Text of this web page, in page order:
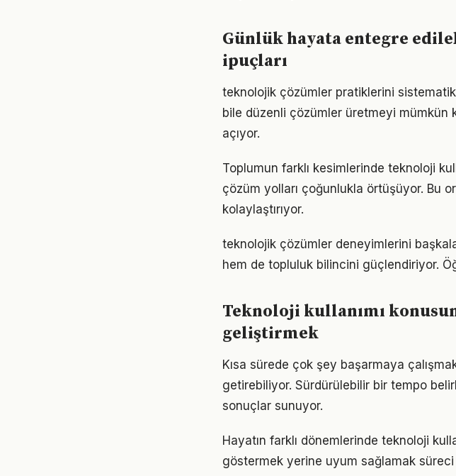
Günlük hayata entegre
ipuçları
teknolojik çözümler pratiklerini
bile düzenli çözümler üretmeyi mümkün
açıyor.
Toplumun farklı kesimlerinde teknoloji
çözüm yolları çoğunlukla örtüşüyor. Bu
kolaylaştırıyor.
teknolojik çözümler deneyimlerini
hem de topluluk bilincini güçlendiriyor.
Teknoloji kullanımı
geliştirmek
Kısa sürede çok şey başarmaya
getirebiliyor. Sürdürülebilir bir tempo
sonuçlar sunuyor.
Hayatın farklı dönemlerinde teknoloji
göstermek yerine uyum sağlamak süreci